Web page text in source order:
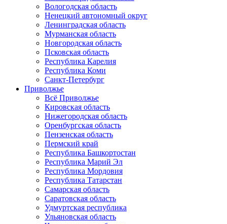
Вологодская область
Ненецкий автономный округ
Ленинградская область
Мурманская область
Новгородская область
Псковская область
Республика Карелия
Республика Коми
Санкт-Петербург
Приволжье
Всё Приволжье
Кировская область
Нижегородская область
Оренбургская область
Пензенская область
Пермский край
Республика Башкортостан
Республика Марий Эл
Республика Мордовия
Республика Татарстан
Самарская область
Саратовская область
Удмуртская республика
Ульяновская область